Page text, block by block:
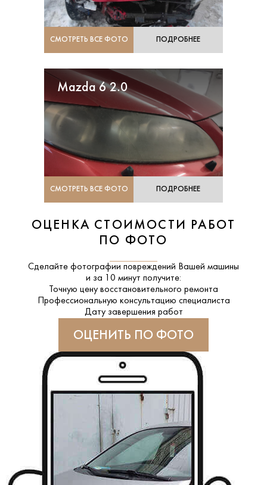
СМОТРЕТЬ ВСЕ ФОТО ПОДРОБНЕЕ
Mazda 6 2.0
СМОТРЕТЬ ВСЕ ФОТО ПОДРОБНЕЕ
ОЦЕНКА СТОИМОСТИ РАБОТ
ПО ФОТО
Сделайте фотографии повреждений Вашей машины
и за
10 минут получите:
Точную цену восстановительного ремонта
Профессиональную консультацию специалиста
Дату завершения работ
ОЦЕНИТЬ ПО ФОТО